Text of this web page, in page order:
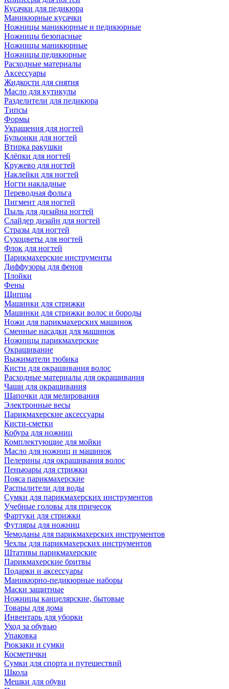
Кусачки для педикюра
Маникюрные кусачки
Ножницы маникюрные и педикюрные
Ножницы безопасные
Ножницы маникюрные
Ножницы педикюрные
Расходные материалы
Аксессуары
Жидкости для снятия
Масло для кутикулы
Разделители для педикюра
Типсы
Формы
Украшения для ногтей
Бульонки для ногтей
Втирка ракушки
Клёпки для ногтей
Кружево для ногтей
Наклейки для ногтей
Ногти накладные
Переводная фольга
Пигмент для ногтей
Пыль для дизайна ногтей
Слайдер дизайн для ногтей
Стразы для ногтей
Сухоцветы для ногтей
Флок для ногтей
Парикмахерские инструменты
Диффузоры для фенов
Плойки
Фены
Щипцы
Машинки для стрижки
Машинки для стрижки волос и бороды
Ножи для парикмахерских машинок
Сменные насадки для машинок
Ножницы парикмахерские
Окрашивание
Выжиматели тюбика
Кисти для окрашивания волос
Расходные материалы для окрашивания
Чаши для окрашивания
Шапочки для мелирования
Электронные весы
Парикмахерские аксессуары
Кисти-сметки
Кобура для ножниц
Комплектующие для мойки
Масло для ножниц и машинок
Пелерины для окрашивания волос
Пеньюары для стрижки
Пояса парикмахерские
Распылители для воды
Сумки для парикмахерских инструментов
Учебные головы для причесок
Фартуки для стрижки
Футляры для ножниц
Чемоданы для парикмахерских инструментов
Чехлы для парикмахерских инструментов
Штативы парикмахерские
Парикмахерские бритвы
Подарки и аксессуары
Маникюрно-педикюрные наборы
Маски защитные
Ножницы канцелярские, бытовые
Товары для дома
Инвентарь для уборки
Уход за обувью
Упаковка
Рюкзаки и сумки
Косметички
Сумки для спорта и путешествий
Школа
Мешки для обуви